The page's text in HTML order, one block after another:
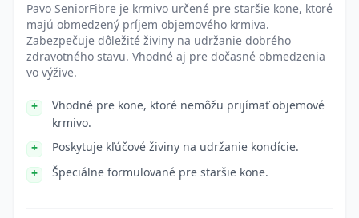
Pavo SeniorFibre je krmivo určené pre staršie kone, ktoré
majú obmedzený príjem objemového krmiva.
Zabezpečuje dôležité živiny na udržanie dobrého
zdravotného stavu. Vhodné aj pre dočasné obmedzenia
vo výžive.
Vhodné pre kone, ktoré nemôžu prijímať objemové
krmivo.
Poskytuje kľúčové živiny na udržanie kondície.
Špeciálne formulované pre staršie kone.